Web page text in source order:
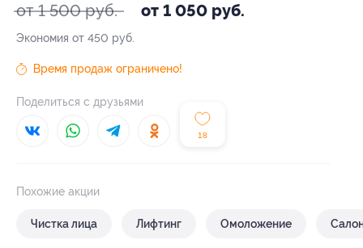
от 1 500 руб. от 1 050 руб.
Экономия от 450 руб.
18
Время продаж ограничено!
Поделиться с друзьями
Похожие акции
Чистка лица Лифтинг Омоложение